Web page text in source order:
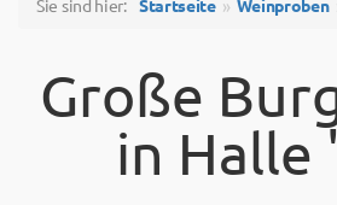
Sie sind hier: Startseite Weinproben
Große
in Halle